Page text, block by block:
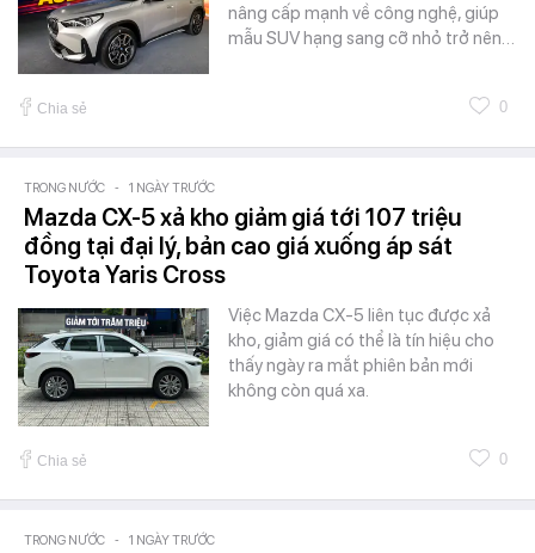
nâng cấp mạnh về công nghệ, giúp
mẫu SUV hạng sang cỡ nhỏ trở nên…
Chia sẻ 0
TRONG NƯỚC - 1 NGÀY TRƯỚC
Mazda CX-5 xả kho giảm giá tới 107 triệu
đồng tại đại lý, bản cao giá xuống áp sát
Toyota Yaris Cross
Việc Mazda CX-5 liên tục được xả
kho, giảm giá có thể là tín hiệu cho
thấy ngày ra mắt phiên bản mới
không còn quá xa.
Chia sẻ 0
TRONG NƯỚC - 1 NGÀY TRƯỚC